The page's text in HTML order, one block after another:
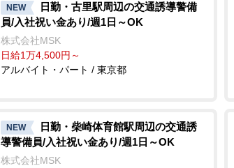
NEW
日勤・古里駅周辺の交通誘導警備
員/入社祝い金あり/週1日～OK
株式会社MSK
日給1万4,500円～
アルバイト・パート / 東京都
NEW
日勤・柴崎体育館駅周辺の交通誘
導警備員/入社祝い金あり/週1日～OK
株式会社MSK